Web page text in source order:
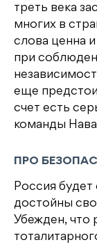
треть века
многих в
слова ценна
при
еще
счет есть
команды
ПРО
Россия
достойны
Убежден, что